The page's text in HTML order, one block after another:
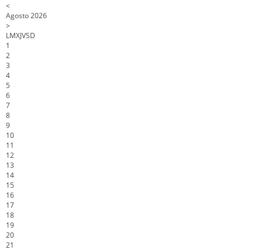
<
Agosto 2026
>
LMXJVSD
1
2
3
4
5
6
7
8
9
10
11
12
13
14
15
16
17
18
19
20
21